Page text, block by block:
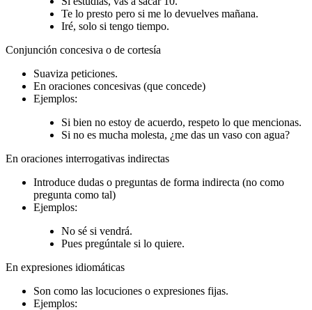
Te lo presto pero si me lo devuelves mañana.
Iré, solo si tengo tiempo.
Conjunción concesiva o de cortesía
Suaviza peticiones.
En oraciones concesivas (que concede)
Ejemplos:
Si bien no estoy de acuerdo, respeto lo que mencionas.
Si no es mucha molesta, ¿me das un vaso con agua?
En oraciones interrogativas indirectas
Introduce dudas o preguntas de forma indirecta (no como
pregunta como tal)
Ejemplos:
No sé si vendrá.
Pues pregúntale si lo quiere.
En expresiones idiomáticas
Son como las locuciones o expresiones fijas.
Ejemplos: